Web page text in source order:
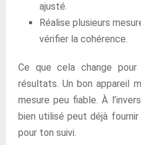
ajusté.
Réalise plusieurs
vérifier la cohérence.
Ce que cela change
résultats. Un bon appareil
mesure peu fiable. À
bien utilisé peut déjà
pour ton suivi.